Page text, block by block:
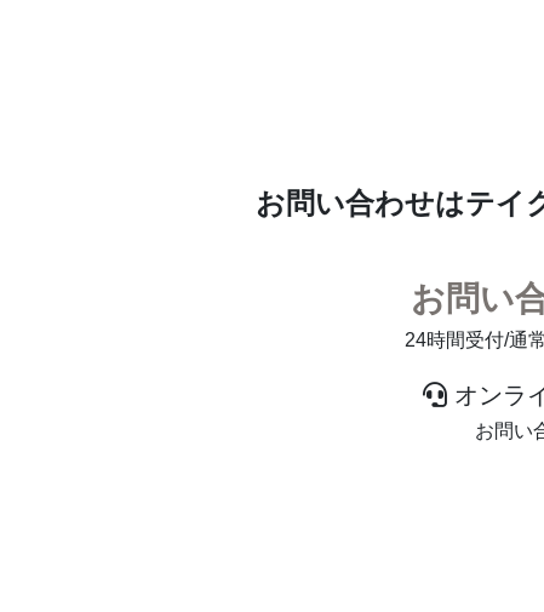
お問い合わせはテイ
お問い
24時間受付/通
オンラ
お問い